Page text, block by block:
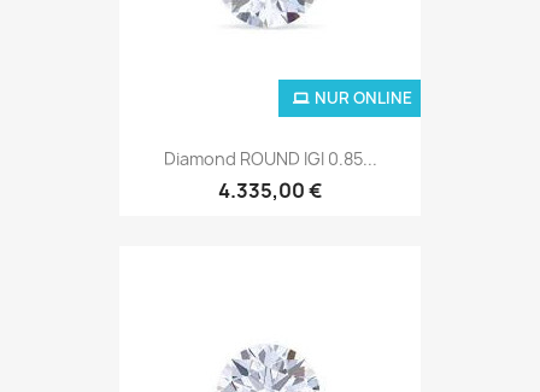
Diamond ROUND IGI 0.85...
4.335,00 €
NUR ONLINE